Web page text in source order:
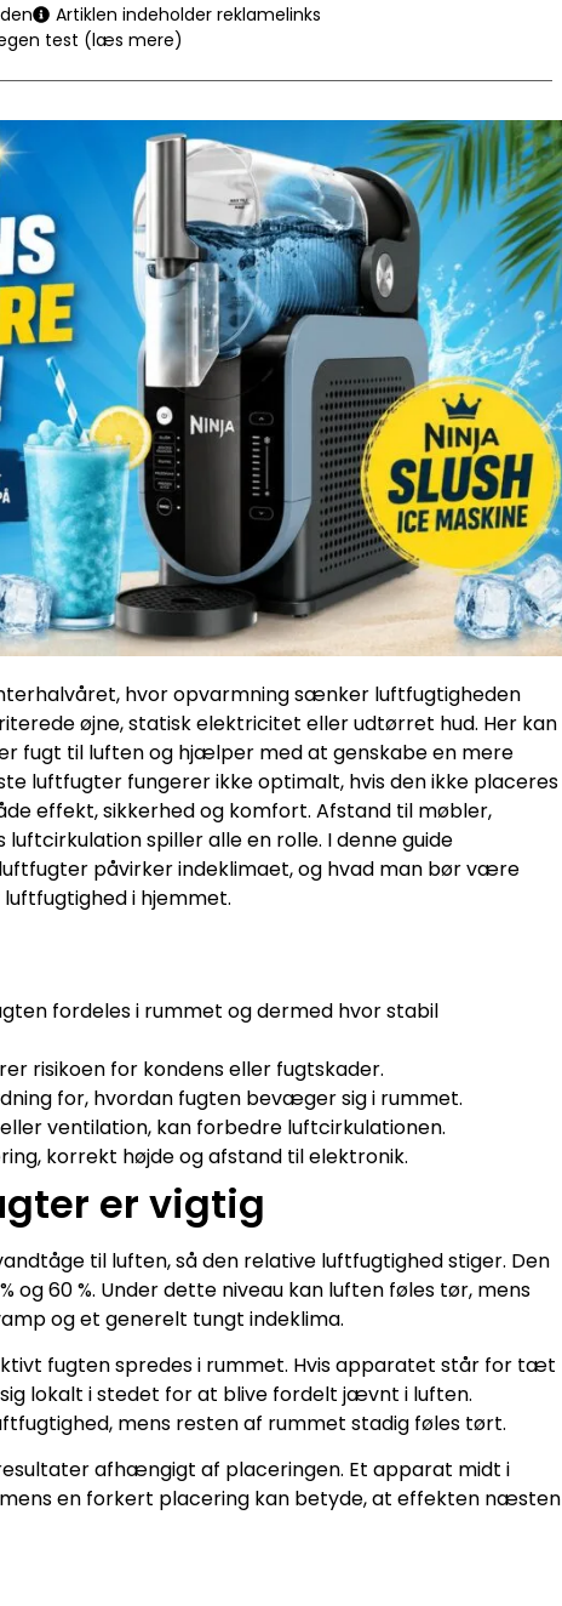
Artiklen indeholder reklamelinks
test (læs mere)
hvor opvarmning sænker luftfugtigheden
øjne, statisk elektricitet eller udtørret hud. Her kan
fugt til luften og hjælper med at genskabe en mere
luftfugter fungerer ikke optimalt, hvis den ikke placeres
effekt, sikkerhed og komfort. Afstand til møbler,
spiller alle en rolle. I denne guide
påvirker indeklimaet, og hvad man bør være
i hjemmet.
fordeles i rummet og dermed hvor stabil
risikoen for kondens eller fugtskader.
for, hvordan fugten bevæger sig i rummet.
ventilation, kan forbedre luftcirkulationen.
korrekt højde og afstand til elektronik.
er vigtig
til luften, så den relative luftfugtighed stiger. Den
60 %. Under dette niveau kan luften føles tør, mens
og et generelt tungt indeklima.
fugten spredes i rummet. Hvis apparatet står for tæt
lokalt i stedet for at blive fordelt jævnt i luften.
mens resten af rummet stadig føles tørt.
afhængigt af placeringen. Et apparat midt i
en forkert placering kan betyde, at effekten næsten